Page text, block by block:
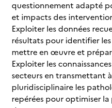
questionnement adapté
et impacts des
Exploiter les données
résultats pour identifier
mettre en œuvre et
Exploiter les
secteurs en transmettant
pluridisciplinaire les
repérées pour optimiser